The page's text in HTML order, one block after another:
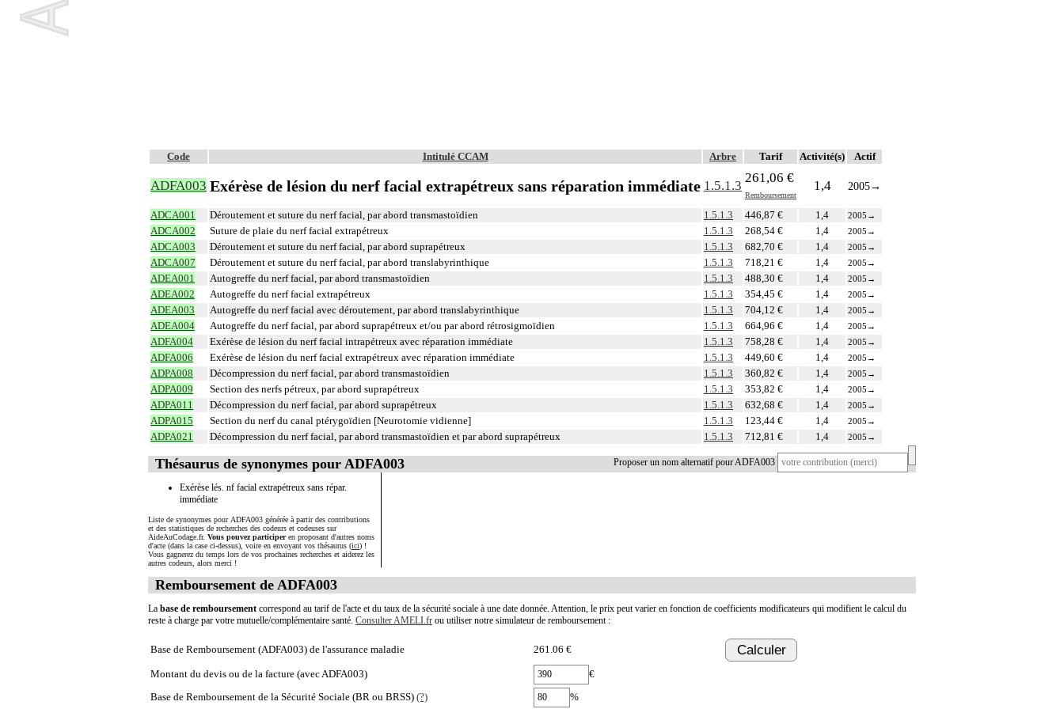
Code Intitulé CCAM Arbre Tarif Activité(s) Actif
ADFA003 Exérèse de lésion du nerf facial extrapétreux sans réparation immédiate 1.5.1.3
261,06 €
Remboursement
1,4 2005→
ADCA001 Déroutement et suture du nerf facial, par abord transmastoïdien 1.5.1.3 446,87 € 1,4 2005 →
ADCA002 Suture de plaie du nerf facial extrapétreux 1.5.1.3 268,54 € 1,4 2005 →
ADCA003 Déroutement et suture du nerf facial, par abord suprapétreux 1.5.1.3 682,70 € 1,4 2005 →
ADCA007 Déroutement et suture du nerf facial, par abord translabyrinthique 1.5.1.3 718,21 € 1,4 2005 →
ADEA001 Autogreffe du nerf facial, par abord transmastoïdien 1.5.1.3 488,30 € 1,4 2005 →
ADEA002 Autogreffe du nerf facial extrapétreux 1.5.1.3 354,45 € 1,4 2005 →
ADEA003 Autogreffe du nerf facial avec déroutement, par abord translabyrinthique 1.5.1.3 704,12 € 1,4 2005 →
ADEA004 Autogreffe du nerf facial, par abord suprapétreux et/ou par abord rétrosigmoïdien 1.5.1.3 664,96 € 1,4 2005 →
ADFA004 Exérèse de lésion du nerf facial intrapétreux avec réparation immédiate 1.5.1.3 758,28 € 1,4 2005 →
ADFA006 Exérèse de lésion du nerf facial extrapétreux avec réparation immédiate 1.5.1.3 449,60 € 1,4 2005 →
ADPA008 Décompression du nerf facial, par abord transmastoïdien 1.5.1.3 360,82 € 1,4 2005 →
ADPA009 Section des nerfs pétreux, par abord suprapétreux 1.5.1.3 353,82 € 1,4 2005 →
ADPA011 Décompression du nerf facial, par abord suprapétreux 1.5.1.3 632,68 € 1,4 2005 →
ADPA015 Section du nerf du canal ptérygoïdien [Neurotomie vidienne] 1.5.1.3 123,44 € 1,4 2005 →
ADPA021 Décompression du nerf facial, par abord transmastoïdien et par abord suprapétreux 1.5.1.3 712,81 € 1,4 2005 →
Proposer un nom alternatif pour ADFA003
Thésaurus de synonymes pour ADFA003
Exérèse lés. nf facial extrapétreux sans répar.
immédiate
Liste de synonymes pour ADFA003 générée à partir des contributions
et des statistiques de recherches des codeurs et codeuses sur
AideAuCodage.fr. Vous pouvez participeren proposant d'autres noms
d'acte (dans la case ci-dessus), voire en envoyant vos thésaurus (ici) !
Vous gagnerez du temps lors de vos prochaines recherches et aiderez les
autres codeurs, alors merci !
Remboursement de ADFA003
La base de remboursement correspond au tarif de l'acte et du taux de la sécurité sociale à une date donnée. Attention, le prix peut varier en fonction de coefficients modificateurs qui modifient le calcul du
reste à charge par votre mutuelle/complémentaire santé. Consulter AMELI.fr ou utiliser notre simulateur de remboursement :
Base de Remboursement (ADFA003) de l'assurance maladie 261.06 € Calculer
Montant du devis ou de la facture (avec ADFA003)
€
Base de Remboursement de la Sécurité Sociale (BR ou BRSS) (?)
%